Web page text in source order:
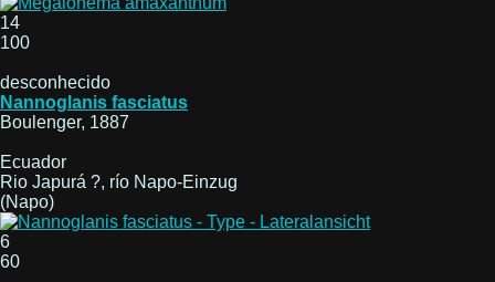
14
100
desconhecido
Nannoglanis fasciatus
Boulenger, 1887
Ecuador
Rio Japurá ?, río Napo-Einzug
(Napo)
6
60